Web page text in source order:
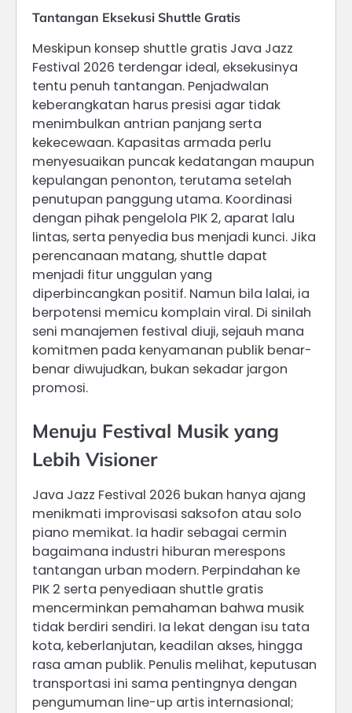
Tantangan Eksekusi Shuttle Gratis
Meskipun konsep shuttle gratis Java Jazz
Festival 2026 terdengar ideal, eksekusinya
tentu penuh tantangan. Penjadwalan
keberangkatan harus presisi agar tidak
menimbulkan antrian panjang serta
kekecewaan. Kapasitas armada perlu
menyesuaikan puncak kedatangan maupun
kepulangan penonton, terutama setelah
penutupan panggung utama. Koordinasi
dengan pihak pengelola PIK 2, aparat lalu
lintas, serta penyedia bus menjadi kunci. Jika
perencanaan matang, shuttle dapat
menjadi fitur unggulan yang
diperbincangkan positif. Namun bila lalai, ia
berpotensi memicu komplain viral. Di sinilah
seni manajemen festival diuji, sejauh mana
komitmen pada kenyamanan publik benar-
benar diwujudkan, bukan sekadar jargon
promosi.
Menuju Festival Musik yang
Lebih Visioner
Java Jazz Festival 2026 bukan hanya ajang
menikmati improvisasi saksofon atau solo
piano memikat. Ia hadir sebagai cermin
bagaimana industri hiburan merespons
tantangan urban modern. Perpindahan ke
PIK 2 serta penyediaan shuttle gratis
mencerminkan pemahaman bahwa musik
tidak berdiri sendiri. Ia lekat dengan isu tata
kota, keberlanjutan, keadilan akses, hingga
rasa aman publik. Penulis melihat, keputusan
transportasi ini sama pentingnya dengan
pengumuman line-up artis internasional;